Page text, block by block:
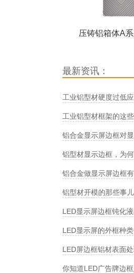
压铸铝箱体A
最新资讯：
工业铝型材硬度过低
工业铝型材框架的这
铝合金显示屏边框对
铝型材显示边框，为
铝合金做显示屏边框
铝型材开模的那些事儿
LED显示屏边框钝化
LED显示屏的外框种
LED屏边框铝材表面
你知道LED广告牌边